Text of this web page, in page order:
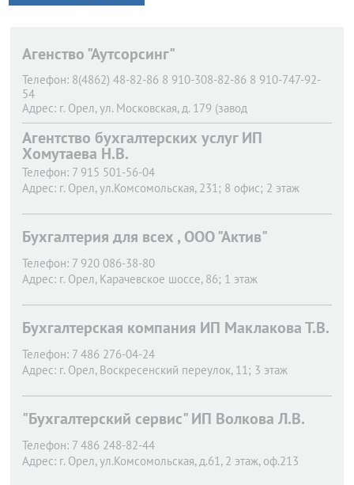
Агенство "Аутсорсинг"
Телефон: 8(4862) 48-82-86 8 910-308-82-86 8 910-747-92-
54
Адрес: г. Орел, ул. Московская, д. 179 (завод
ПРОМТЕХМОНТАЖ)
Агентство бухгалтерских услуг ИП
Хомутаева Н.В.
Телефон: 7 915 501-56-04
Адрес: г. Орел, ул.Комсомольская, 231; 8 офис; 2 этаж
Бухгалтерия для всех , ООО "Актив"
Телефон: 7 920 086-38-80
Адрес: г. Орел, Карачевское шоссе, 86; 1 этаж
Бухгалтерская компания ИП Маклакова Т.В.
Телефон: 7 486 276-04-24
Адрес: г. Орел, Воскресенский переулок, 11; 3 этаж
"Бухгалтерский сервис" ИП Волкова Л.В.
Телефон: 7 486 248-82-44
Адрес: г. Орел, ул.Комсомольская, д.61, 2 этаж, оф.213